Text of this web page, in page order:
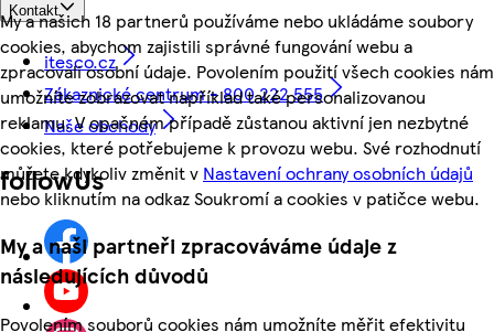
My a našich 18 partnerů používáme nebo ukládáme soubory
cookies, abychom zajistili správné fungování webu a
zpracovali osobní údaje. Povolením použití všech cookies nám
umožníte zobrazovat například také personalizovanou
reklamu. V opačném případě zůstanou aktivní jen nezbytné
cookies, které potřebujeme k provozu webu. Své rozhodnutí
můžete kdykoliv změnit v Nastavení ochrany osobních údajů
nebo kliknutím na odkaz Soukromí a cookies v patičce webu.
My a naši partneři zpracováváme údaje z
následujících důvodů
Povolením souborů cookies nám umožníte měřit efektivitu
Kontakt
itesco.cz
Zákaznické centrum - 800 222 555
Naše obchody
followUs